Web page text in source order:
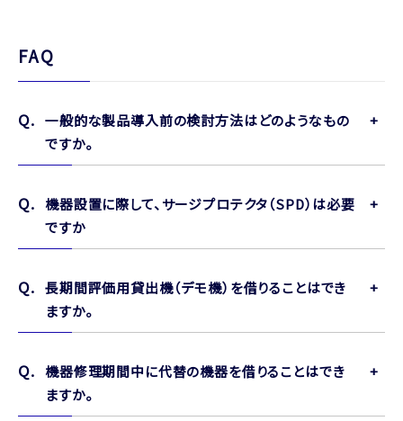
FAQ
一般的な製品導入前の検討方法はどのようなもの
ですか。
機器設置に際して、サージプロテクタ（SPD）は必要
ですか
長期間評価用貸出機（デモ機）を借りることはでき
ますか。
機器修理期間中に代替の機器を借りることはでき
ますか。